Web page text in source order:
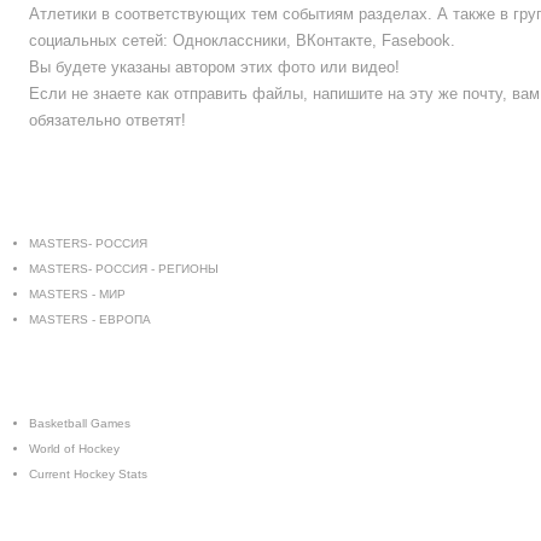
Атлетики в соответствующих тем событиям разделах. А также в
социальных сетей: Одноклассники, ВКонтакте, Fasebook.
Вы будете указаны автором этих фото или видео!
Если не знаете как отправить файлы, напишите на эту же почту, вам
обязательно ответят!
MASTERS- РОССИЯ
MASTERS- РОССИЯ - РЕГИОНЫ
MASTERS - МИР
MASTERS - ЕВРОПА
Basketball Games
World of Hockey
Current Hockey Stats